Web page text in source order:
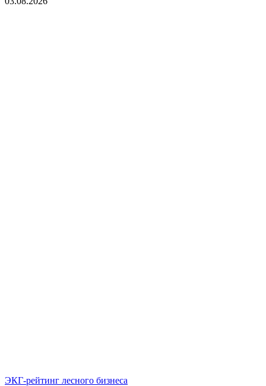
ЭКГ-рейтинг лесного бизнеса